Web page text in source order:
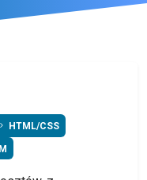
HTML/CSS